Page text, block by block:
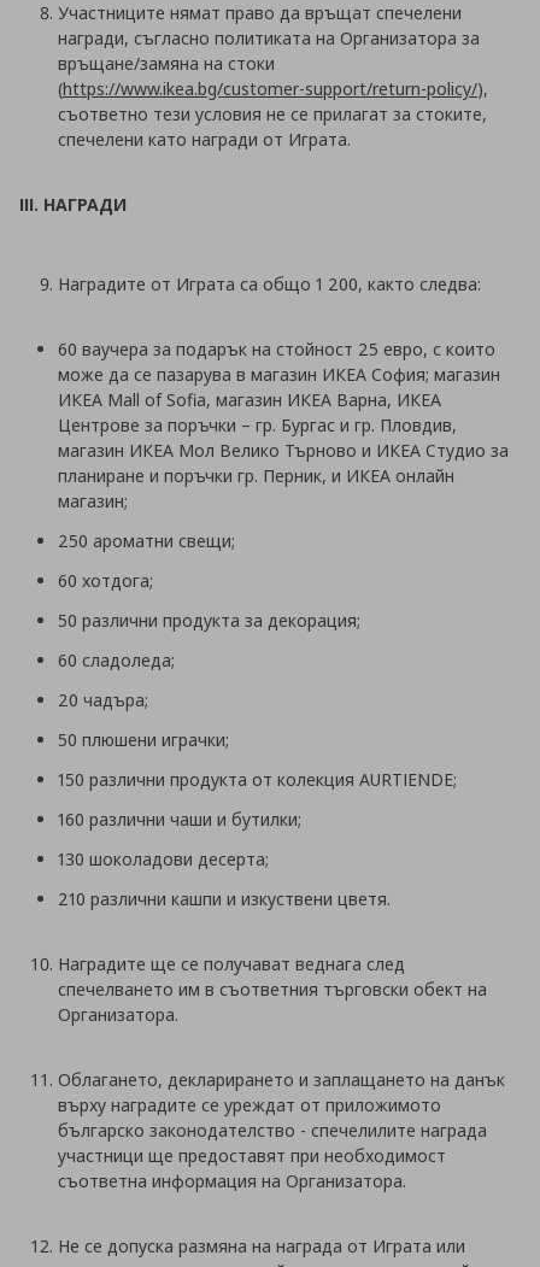
Участниците нямат право да връщат спечелени
награди, съгласно политиката на Организатора за
връщане/замяна на стоки
(https://www.ikea.bg/customer-support/return-policy/),
съответно тези условия не се прилагат за стоките,
спечелени като награди от Играта.
III. НАГРАДИ
Наградите от Играта са общо 1 200, както следва:
60 ваучера за подарък на стойност 25 евро, с които
може да се пазарува в магазин ИКЕА София; магазин
ИКЕА Mall of Sofia, магазин ИКЕА Варна, ИКЕА
Центрове за поръчки – гр. Бургас и гр. Пловдив,
магазин ИКЕА Мол Велико Търново и ИКЕА Студио за
планиране и поръчки гр. Перник, и ИКЕА онлайн
магазин;
250 ароматни свещи;
60 хотдога;
50 различни продукта за декорация;
60 сладоледа;
20 чадъра;
50 плюшени играчки;
150 различни продукта от колекция AURTIENDE;
160 различни чаши и бутилки;
130 шоколадови десерта;
210 различни кашпи и изкуствени цветя.
Наградите ще се получават веднага след
спечелването им в съответния търговски обект на
Организатора.
Облагането, декларирането и заплащането на данък
върху наградите се уреждат от приложимото
българско законодателство - спечелилите награда
участници ще предоставят при необходимост
съответна информация на Организатора.
Не се допуска размяна на награда от Играта или